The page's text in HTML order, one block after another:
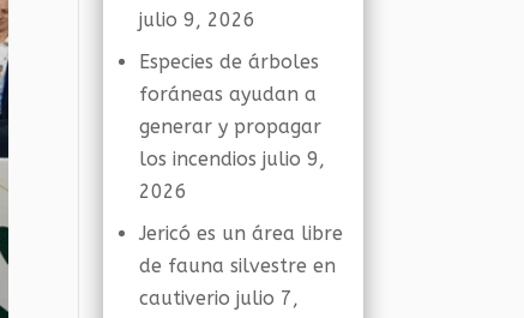
julio 9, 2026
Especies de árboles
foráneas ayudan a
generar y propagar
los incendios julio 9,
2026
Jericó es un área libre
de fauna silvestre en
cautiverio julio 7,